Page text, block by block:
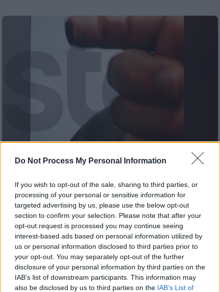
Do Not Process My Personal Information
If you wish to opt-out of the sale, sharing to third parties, or
processing of your personal or sensitive information for
targeted advertising by us, please use the below opt-out
section to confirm your selection. Please note that after your
opt-out request is processed you may continue seeing
interest-based ads based on personal information utilized by
us or personal information disclosed to third parties prior to
your opt-out. You may separately opt-out of the further
disclosure of your personal information by third parties on the
IAB’s list of downstream participants. This information may
also be disclosed by us to third parties on the IAB’s List of
Αδιανόητο περιστατικό στον
Κορυδαλλό: Διανομέας δάγκωσε και
έκοψε το δάχτυλο οδηγού για μια θέση
πάρκινγκ
Άγριος καβγάς για πάρκινγκ εξελίχθηκε σε
συμπλοκή με τραυματισμό, καθώς ο
διανομέας δάγκωσε και αφαίρεσε κομμάτι
δαχτύλου από νεαρό οδηγό